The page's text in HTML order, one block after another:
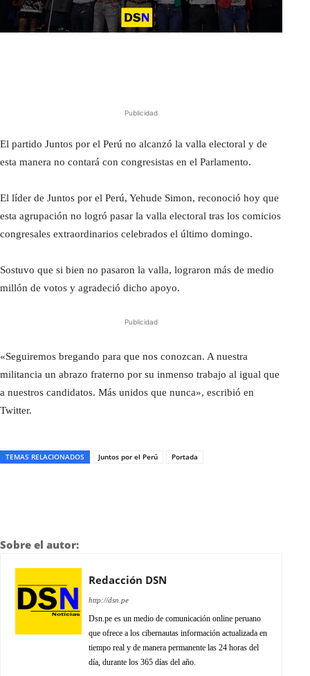
Publicidad
El partido Juntos por el Perú no alcanzó la valla electoral y de
esta manera no contará con congresistas en el Parlamento.
El líder de Juntos por el Perú, Yehude Simon, reconoció hoy que
esta agrupación no logró pasar la valla electoral tras los comicios
congresales extraordinarios celebrados el último domingo.
Sostuvo que si bien no pasaron la valla, lograron más de medio
millón de votos y agradeció dicho apoyo.
Publicidad
«Seguiremos bregando para que nos conozcan. A nuestra
militancia un abrazo fraterno por su inmenso trabajo al igual que
a nuestros candidatos. Más unidos que nunca», escribió en
Twitter.
TEMAS RELACIONADOS Juntos por el Perú Portada
Sobre el autor:
Redacción DSN
http://dsn.pe
Dsn.pe es un medio de comunicación online peruano
que ofrece a los cibernautas información actualizada en
tiempo real y de manera permanente las 24 horas del
día, durante los 365 días del año.